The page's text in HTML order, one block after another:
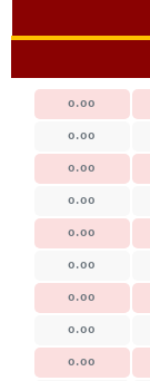
0.00
0.00
0.00
0.00
0.00
0.00
0.00
0.00
0.00